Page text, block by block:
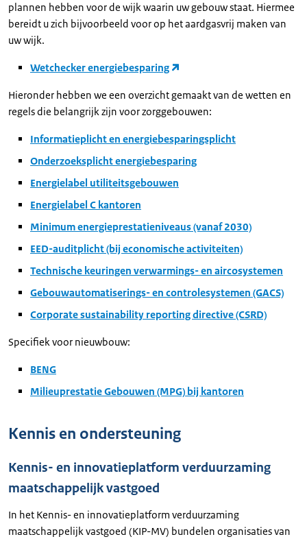
plannen hebben voor de wijk waarin uw gebouw staat. Hiermee
bereidt u zich bijvoorbeeld voor op het aardgasvrij maken van
uw wijk.
Wetchecker energiebesparing
Hieronder hebben we een overzicht gemaakt van de wetten en
regels die belangrijk zijn voor zorggebouwen:
Informatieplicht en energiebesparingsplicht
Onderzoeksplicht energiebesparing
Energielabel utiliteitsgebouwen
Energielabel C kantoren
Minimum energieprestatieniveaus (vanaf 2030)
EED-auditplicht (bij economische activiteiten)
Technische keuringen verwarmings- en aircosystemen
Gebouwautomatiserings- en controlesystemen (GACS)
Corporate sustainability reporting directive (CSRD)
Specifiek voor nieuwbouw:
BENG
Milieuprestatie Gebouwen (MPG) bij kantoren
Kennis en ondersteuning
Kennis- en innovatieplatform verduurzaming
maatschappelijk vastgoed
In het Kennis- en innovatieplatform verduurzaming
maatschappelijk vastgoed (KIP-MV) bundelen organisaties van